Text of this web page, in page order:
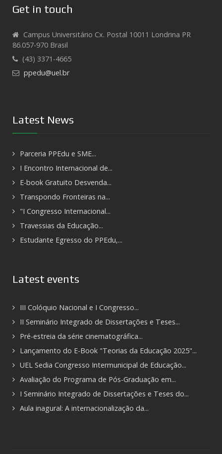
Get in touch
Campus Universitário Cx. Postal 10011 Londrina PR
86.057-970 Brasil
(43) 3371-4665
ppedu@uel.br
Latest News
Parceria PPEdu e SME...
I Encontro Internacional de...
E-book Gratuito Desvenda...
Transpondo Fronteiras na...
"I Congresso Internacional...
Travessias da Educação...
Estudante Egresso do PPEdu,...
Latest events
III Colóquio Nacional e I Congresso...
II Seminário Integrado de Dissertações e Teses...
Pré-estreia da série cinematográfica...
Lançamento do E-Book "Teorias da Educação 2025"...
UEL Sedia Congresso Intermunicipal de Educação...
Avaliação do Programa de Pós-Graduação em...
I Seminário Integrado de Dissertações e Teses do...
Aula inagural: A internacionalização da...